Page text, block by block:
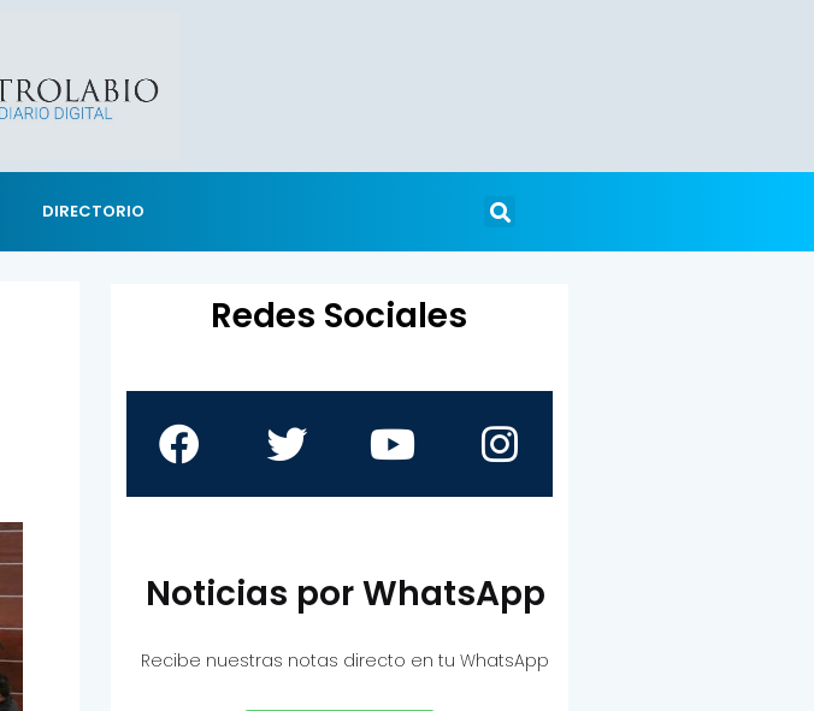
DIRECTORIO
Redes Sociales
Noticias por WhatsApp
Recibe nuestras notas directo en tu WhatsApp